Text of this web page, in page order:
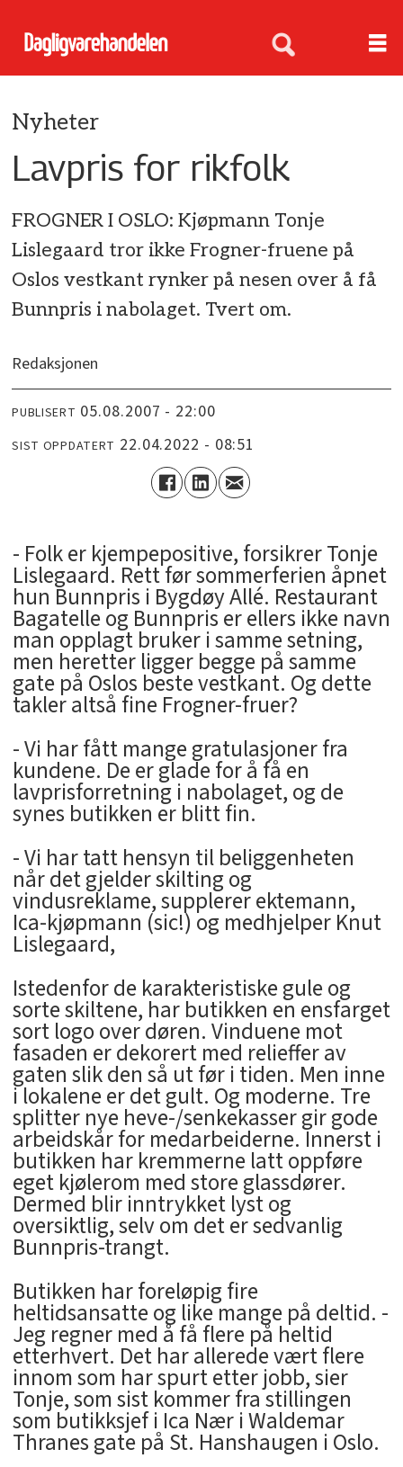
Nyheter
Lavpris for rikfolk
FROGNER I OSLO: Kjøpmann Tonje
Lislegaard tror ikke Frogner-fruene på
Oslos vestkant rynker på nesen over å få
Bunnpris i nabolaget. Tvert om.
Redaksjonen
PUBLISERT 05.08.2007 - 22:00
SIST OPPDATERT 22.04.2022 - 08:51
- Folk er kjempepositive, forsikrer Tonje
Lislegaard. Rett før sommerferien åpnet
hun Bunnpris i Bygdøy Allé. Restaurant
Bagatelle og Bunnpris er ellers ikke navn
man opplagt bruker i samme setning,
men heretter ligger begge på samme
gate på Oslos beste vestkant. Og dette
takler altså fine Frogner-fruer?
- Vi har fått mange gratulasjoner fra
kundene. De er glade for å få en
lavprisforretning i nabolaget, og de
synes butikken er blitt fin.
- Vi har tatt hensyn til beliggenheten
når det gjelder skilting og
vindusreklame, supplerer ektemann,
Ica-kjøpmann (sic!) og medhjelper Knut
Lislegaard,
Istedenfor de karakteristiske gule og
sorte skiltene, har butikken en ensfarget
sort logo over døren. Vinduene mot
fasaden er dekorert med relieffer av
gaten slik den så ut før i tiden. Men inne
i lokalene er det gult. Og moderne. Tre
splitter nye heve-/senkekasser gir gode
arbeidskår for medarbeiderne. Innerst i
butikken har kremmerne latt oppføre
eget kjølerom med store glassdører.
Dermed blir inntrykket lyst og
oversiktlig, selv om det er sedvanlig
Bunnpris-trangt.
Butikken har foreløpig fire
heltidsansatte og like mange på deltid. -
Jeg regner med å få flere på heltid
etterhvert. Det har allerede vært flere
innom som har spurt etter jobb, sier
Tonje, som sist kommer fra stillingen
som butikksjef i Ica Nær i Waldemar
Thranes gate på St. Hanshaugen i Oslo.